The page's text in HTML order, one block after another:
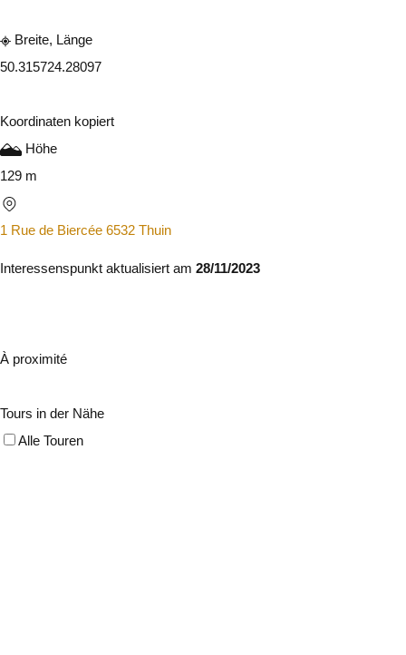
Breite, Länge
50.315724.28097
Koordinaten kopiert
Höhe
129 m
1 Rue de Biercée 6532 Thuin
Interessenspunkt aktualisiert am 28/11/2023
À proximité
Tours in der Nähe
Alle Touren